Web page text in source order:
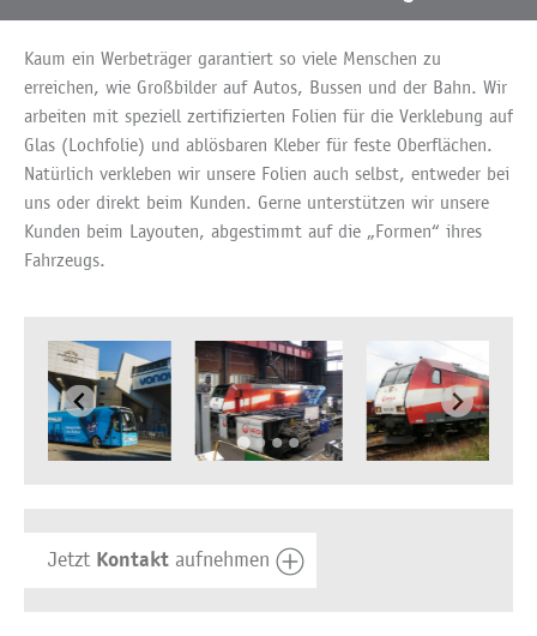
Kaum ein Werbeträger garantiert so viele Menschen zu
erreichen, wie Großbilder auf Autos, Bussen und der Bahn. Wir
arbeiten mit speziell zertifizierten Folien für die Verklebung auf
Glas (Lochfolie) und ablösbaren Kleber für feste Oberflächen.
Natürlich verkleben wir unsere Folien auch selbst, entweder bei
uns oder direkt beim Kunden. Gerne unterstützen wir unsere
Kunden beim Layouten, abgestimmt auf die „Formen“ ihres
Fahrzeugs.
Jetzt Kontakt aufnehmen